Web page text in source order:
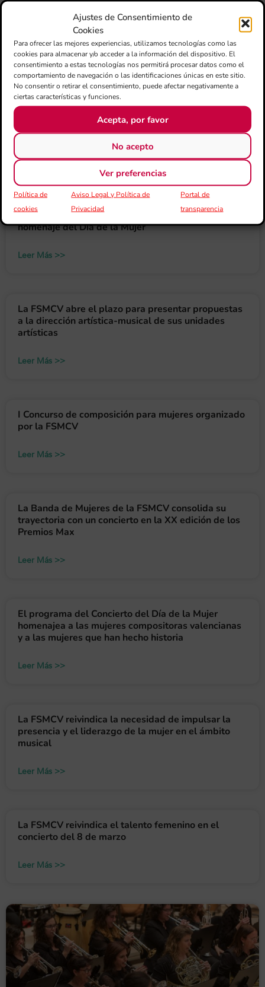
Ajustes de Consentimiento de
Cookies
Para ofrecer las mejores experiencias, utilizamos tecnologías como las
cookies para almacenar y/o acceder a la información del dispositivo. El
consentimiento a estas tecnologías nos permitirá procesar datos como el
comportamiento de navegación o las identificaciones únicas en este sitio.
No consentir o retirar el consentimiento, puede afectar negativamente a
ciertas características y funciones.
Acepta, por favor
No acepto
Ver preferencias
Política de
cookies
Aviso Legal y Política de
Privacidad
Portal de
transparencia
La Banda de Mujeres de la FSMCV realizará un
concierto para reivindicar el papel de la mujer en el
ámbito musical
Leer Más >>
La alicantina Mercedes Femenía, nueva directora de
la Banda de Mujeres de la FSMCV
La FSMCV abre el plazo para formar parte de la
Banda de Dones y participar en el concierto-
homenaje del Día de la Mujer
Leer Más >>
La FSMCV abre el plazo para presentar propuestas
a la dirección artística-musical de sus unidades
artísticas
Leer Más >>
I Concurso de composición para mujeres organizado
por la FSMCV
Leer Más >>
La Banda de Mujeres de la FSMCV consolida su
trayectoria con un concierto en la XX edición de los
Premios Max
Leer Más >>
El programa del Concierto del Día de la Mujer
homenajea a las mujeres compositoras valencianas
y a las mujeres que han hecho historia
Leer Más >>
La FSMCV reivindica la necesidad de impulsar la
presencia y el liderazgo de la mujer en el ámbito
musical
Leer Más >>
La FSMCV reivindica el talento femenino en el
concierto del 8 de marzo
Leer Más >>